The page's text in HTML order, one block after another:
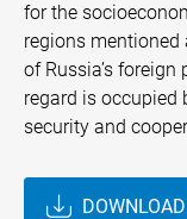
for the
regions
of Russia’s
regard is occupied
security and
DOWNLOAD